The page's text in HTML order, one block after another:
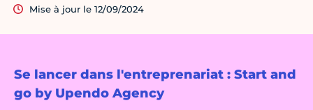
Se lancer dans l'entreprenariat : Start and
go by Upendo Agency
Mise à jour le 12/09/2024